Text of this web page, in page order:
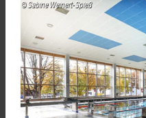
© Sabine Weinert-Spieß